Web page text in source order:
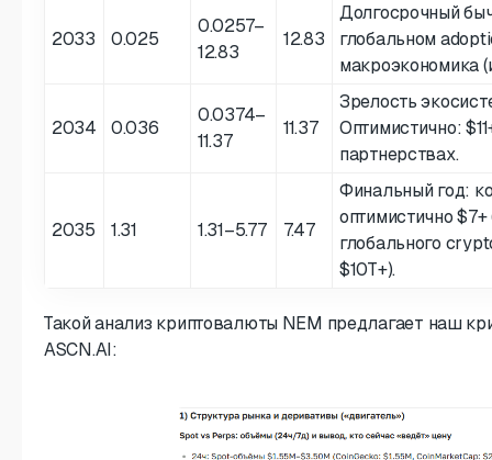
2033 0.025
0.0257–
12.83
12.83
Долгосрочный
глобальном
макроэкономика
2034 0.036
0.0374–
11.37
11.37
Зрелость
Оптимистично:
партнерствах.
2035 1.31 1.31–5.77 7.47
Финальный год:
оптимистично
глобального
$10T+).
Такой анализ криптовалюты NEM предлагает наш
ASCN.AI: